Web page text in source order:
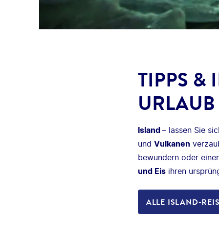
TIPPS &
Island – lassen Sie
und Vulkanen
bewundern oder
und Eisihren
ALLE ISLAND-